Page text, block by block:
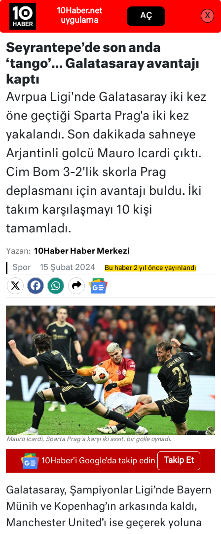
10Haber.net
uygulama
AÇ X
Abone ol Giriş
Seyrantepe’de son anda
‘tango’… Galatasaray avantajı
kaptı
Avrpua Ligi'nde Galatasaray iki kez
öne geçtiği Sparta Prag'a iki kez
yakalandı. Son dakikada sahneye
Arjantinli golcü Mauro Icardi çıktı.
Cim Bom 3-2'lik skorla Prag
deplasmanı için avantajı buldu. İki
takım karşılaşmayı 10 kişi
tamamladı.
Yazan: 10Haber Haber Merkezi
Spor 15 Şubat 2024 Bu haber 2 yıl önce yayınlandı
Mauro Icardi, Sparta Prag'a karşı iki assit, bir golle oynadı.
10Haber'i Google'da takip edin Takip Et
Galatasaray, Şampiyonlar Ligi’nde Bayern
Münih ve Kopenhag’ın arkasında kaldı,
Manchester United’ı ise geçerek yoluna